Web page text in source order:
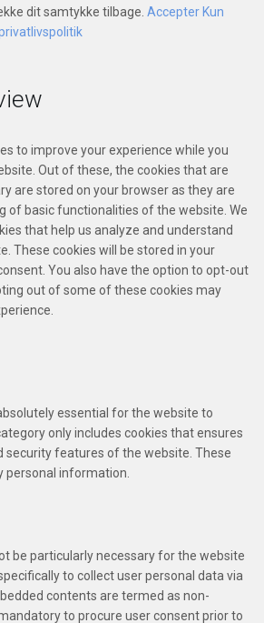
dit samtykke tilbage. Accepter Kun
to improve your experience while you
Out of these, the cookies that are
are stored on your browser as they are
of basic functionalities of the website. We
that help us analyze and understand
These cookies will be stored in your
You also have the option to opt-out
out of some of these cookies may
essential for the website to
only includes cookies that ensures
security features of the website. These
personal information.
be particularly necessary for the website
to collect user personal data via
contents are termed as non-
to procure user consent prior to